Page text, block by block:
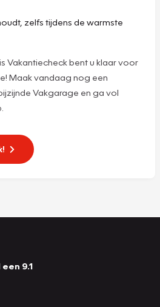
zelfs tijdens de warmste
Vakantiecheck bent u klaar voor
Maak vandaag nog een
Vakgarage en ga vol
9.1